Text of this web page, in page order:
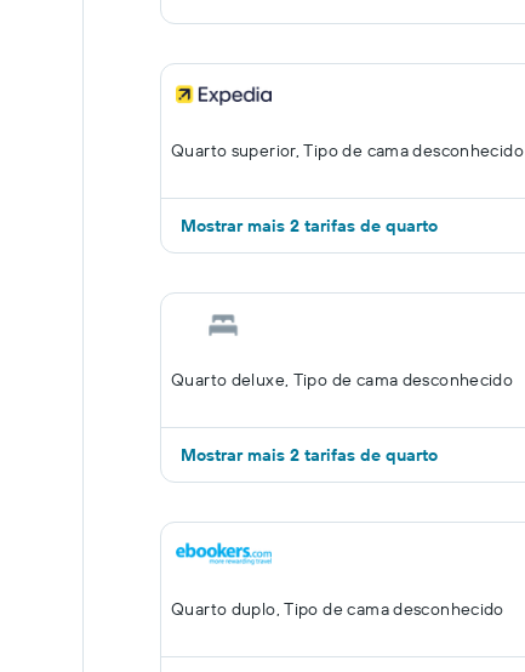
Quarto superior, Tipo de cama desconhecido
Mostrar mais 2 tarifas de quarto
Quarto deluxe, Tipo de cama desconhecido
Mostrar mais 2 tarifas de quarto
Quarto duplo, Tipo de cama desconhecido